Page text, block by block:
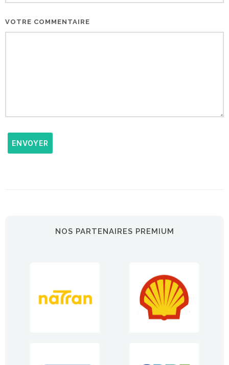
VOTRE COMMENTAIRE
ENVOYER
NOS PARTENAIRES PREMIUM